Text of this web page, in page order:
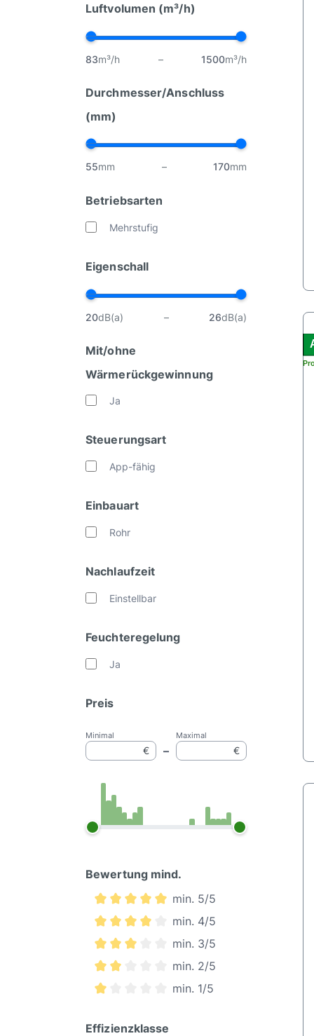
Luftvolumen (m³/h)
83m³/h – 1500m³/h
Durchmesser/Anschluss
(mm)
55mm – 170mm
Betriebsarten
Mehrstufig
Eigenschall
20dB(a) – 26dB(a)
Mit/ohne
Wärmerückgewinnung
Ja
Steuerungsart
App-fähig
Einbauart
Rohr
Nachlaufzeit
Einstellbar
Feuchteregelung
Ja
Preis
Minimal
€ –
Maximal
€
Bewertung mind.
Filter hinzufügen: Minimum Bewertung
min. 5/5
Filter hinzufügen: Minimum Bewertung
min. 4/5
Filter hinzufügen: Minimum Bewertung
min. 3/5
Filter hinzufügen: Minimum Bewertung
min. 2/5
min. 1/5
Effizienzklasse